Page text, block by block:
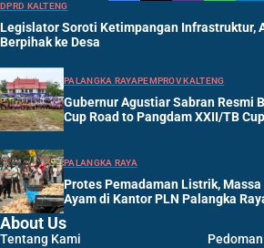
DPRD KALTENG
Legislator Soroti Ketimpangan Infrastruktur,
Berpihak ke Desa
PALANGKA RAYAPEMPROV KALTENG
Gubernur Agustiar Sabran Resmi
Cup Road to Pangdam XXII/TB
PALANGKA RAYA
Protes Pemadaman Listrik,
Ayam di Kantor PLN Palangka
About Us
Tentang Kami